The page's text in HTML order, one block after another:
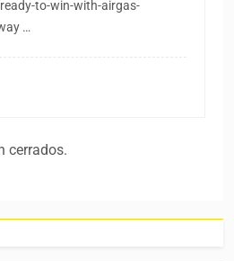
to-win-with-airgas-
…
cerrados.